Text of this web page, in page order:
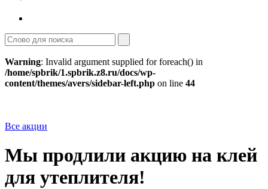
Warning: Invalid argument supplied for foreach() in
/home/spbrik/1.spbrik.z8.ru/docs/wp-
content/themes/avers/sidebar-left.php on line 44
Все акции
Мы продлили акцию на клей
для утеплителя!